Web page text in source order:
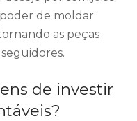
de moldar
as peças
seguidores.
de investir